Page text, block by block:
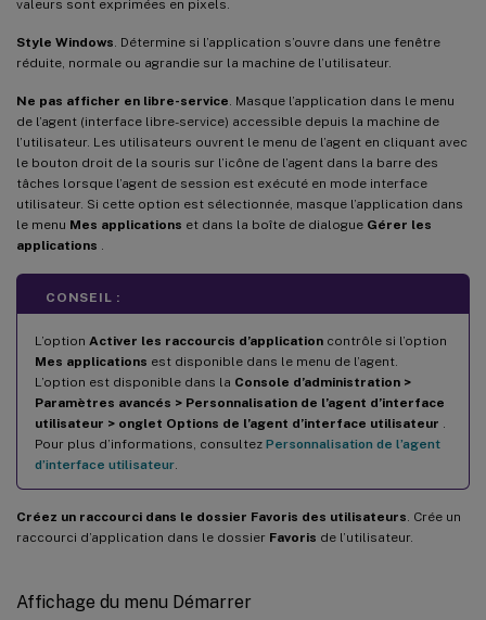
valeurs sont exprimées en pixels.
Style Windows . Détermine si l’application s’ouvre dans une fenêtre
réduite, normale ou agrandie sur la machine de l’utilisateur.
Ne pas afficher en libre-service . Masque l’application dans le menu
de l’agent (interface libre-service) accessible depuis la machine de
l’utilisateur. Les utilisateurs ouvrent le menu de l’agent en cliquant avec
le bouton droit de la souris sur l’icône de l’agent dans la barre des
tâches lorsque l’agent de session est exécuté en mode interface
utilisateur. Si cette option est sélectionnée, masque l’application dans
le menu Mes applications et dans la boîte de dialogue Gérer les
applications
CONSEIL :
L’option Activer les raccourcis d’application contrôle si l’option
Mes applications est disponible dans le menu de l’agent.
L’option est disponible dans la Console d’administration >
Paramètres avancés > Personnalisation de l’agent d’interface
utilisateur > onglet Options de l’agent d’interface utilisateur
Pour plus d’informations, consultez Personnalisation de l’agent
d’interface utilisateur
Créez un raccourci dans le dossier Favoris des utilisateurs . Crée un
raccourci d’application dans le dossier Favoris de l’utilisateur.
Affichage du menu Démarrer